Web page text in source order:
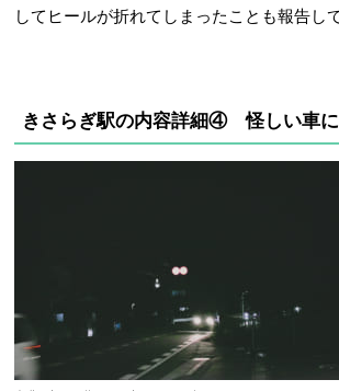
してヒールが折れてしまったことも報告し
きさらぎ駅の内容詳細④ 怪しい車に